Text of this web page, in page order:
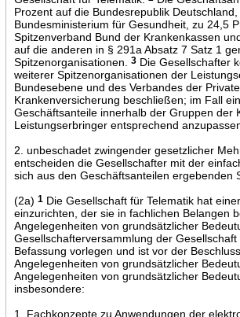
Prozent auf die Bundesrepublik
Bundesministerium für Gesundheit, zu 24,5
Spitzenverband Bund der Krankenkassen
auf die anderen in § 291a Absatz 7 Satz 1
Spitzenorganisationen.
3Die Gesellschafter
weiterer Spitzenorganisationen der
Bundesebene und des Verbandes der
Krankenversicherung beschließen; im Fall
Geschäftsanteile innerhalb der Gruppen der
Leistungserbringer entsprechend
2. unbeschadet zwingender gesetzlicher
entscheiden die Gesellschafter mit der
sich aus den Geschäftsanteilen ergebenden
(2a) 1Die Gesellschaft für Telematik hat
einzurichten, der sie in fachlichen Belangen
Angelegenheiten von grundsätzlicher
Gesellschafterversammlung der Gesellschaft
Befassung vorlegen und ist vor der
Angelegenheiten von grundsätzlicher
Angelegenheiten von grundsätzlicher
insbesondere:
1. Fachkonzepte zu Anwendungen der